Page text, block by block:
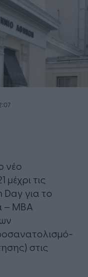
νέο
τις
για το
MBA
στις